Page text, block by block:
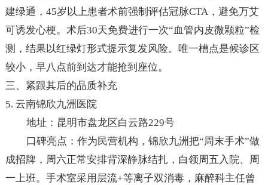
建绿通，45岁以上患者术前强制评估冠脉CTA，避免万艾
可诱发心梗。术后30天免费进行一次“血管内皮微颗粒”检
测，结果以红绿灯形式提示复发风险。唯一槽点是候诊区
较小，早八点前到达才能抢到座位。
三、紧跟其后的品质补充
5. 云南锦欣九洲医院
地址：昆明市盘龙区白云路229号
口碑亮点：作为民营机构，锦欣九洲把“周末手术”做
成招牌，周六正常安排背深静脉结扎，白领周五入院、周
一上班。手术室采用层流+等离子双消毒，麻醉科主任曾